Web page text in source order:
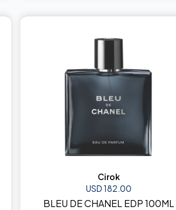
Cirok
USD 182.00
BLEU DE CHANEL EDP 100ML